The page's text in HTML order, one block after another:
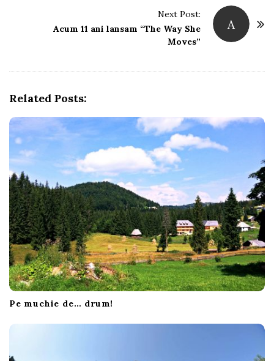
A
Next Post:
Acum 11 ani lansam “The Way She
Moves”
Related Posts:
Pe muchie de… drum!